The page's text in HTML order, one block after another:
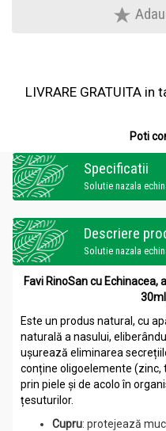
LIVRARE GRATUITA
Poti
Specificatii
Solutie nazala
Descriere
Solutie nazala
Favi RinoSan cu
Este un produs natural, cu
naturală a nasului,
ușurează eliminarea
conține oligoelemente (zinc,
prin piele și de acolo în
țesuturilor.
Cupru: protejează